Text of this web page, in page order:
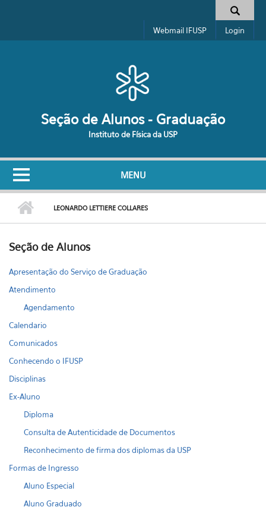
Formulário de busca
Webmail IFUSP Login
Seção de Alunos - Graduação
Instituto de Física da USP
MENU
LEONARDO LETTIERE COLLARES
Seção de Alunos
Apresentação do Serviço de Graduação
Atendimento
Agendamento
Calendario
Comunicados
Conhecendo o IFUSP
Disciplinas
Ex-Aluno
Diploma
Consulta de Autenticidade de Documentos
Reconhecimento de firma dos diplomas da USP
Formas de Ingresso
Aluno Especial
Aluno Graduado